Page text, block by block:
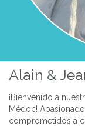
PISCINE
Previous
Alain &
¡Bienvenido a
Médoc!
comprometidos a